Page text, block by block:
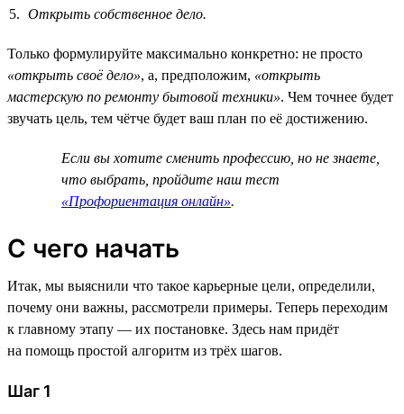
Открыть собственное дело.
Только формулируйте максимально конкретно: не просто
«открыть своё дело», а, предположим, «открыть
мастерскую по ремонту бытовой техники». Чем точнее будет
звучать цель, тем чётче будет ваш план по её достижению.
Если вы хотите сменить профессию, но не знаете,
что выбрать, пройдите наш тест
«Профориентация онлайн».
С чего начать
Итак, мы выяснили что такое карьерные цели, определили,
почему они важны, рассмотрели примеры. Теперь переходим
к главному этапу — их постановке. Здесь нам придёт
на помощь простой алгоритм из трёх шагов.
Шаг 1